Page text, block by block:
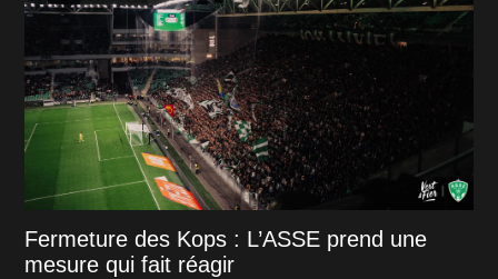
Fermeture des Kops : L’ASSE prend une
mesure qui fait réagir